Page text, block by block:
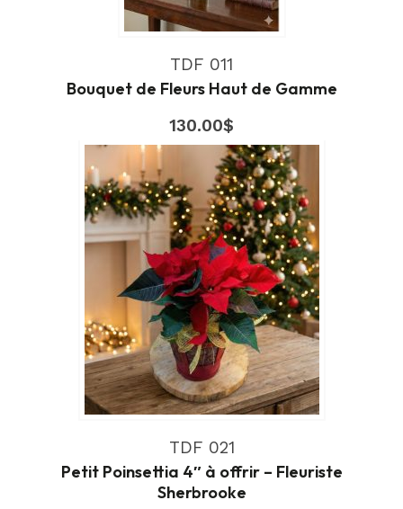
TDF 011
Bouquet de Fleurs Haut de Gamme
130.00$
TDF 021
Petit Poinsettia 4″ à offrir – Fleuriste
Sherbrooke